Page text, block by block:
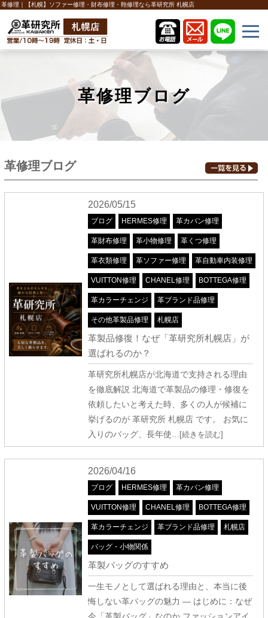
革修理｜【札幌】ソファー修理・財布修理・鞄修理なら革研究所 札幌店
革修理ブログ
革修理ブログ
2026/05/15
ブログ HERMES修理 革カバン修理
革財布修理 革小物修理 革くつ修理
革衣類修理 革ソファー修理 革自動車内装修理
VUITTON修理 CHANEL修理 BOTTEGA修理
革カラーチェンジ 革ブランド品修理
その他革製品修理 札幌店
革製品修復！なぜ「革研究所札幌店」が
選ばれるのか？
革研究所札幌店が北海道で支持される理由
を徹底解説 北海道で革製品の修理・修復を
依頼したいと考えた時、多くの人が候補に
挙げるのが 革研究所 札幌店 です。 お気に
入りのバッグ、長年使…[続きを読む]
2026/04/16
ブログ HERMES修理 革カバン修理
VUITTON修理 CHANEL修理 BOTTEGA修理
革カラーチェンジ 革ブランド品修理 札幌店
バッグ・小物関係
革製バッグのすすめ
一生モノとして選ばれる理由と、本当に後
悔しない革バッグの魅力 ― はじめに：なぜ